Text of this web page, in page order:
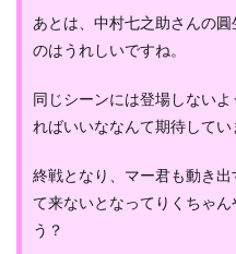
あとは、中村七之助さんの
のはうれしいですね。
同じシーンには登場しない
ればいいななんて期待してい
終戦となり、マー君も動き
て来ないとなってりくちゃ
う？